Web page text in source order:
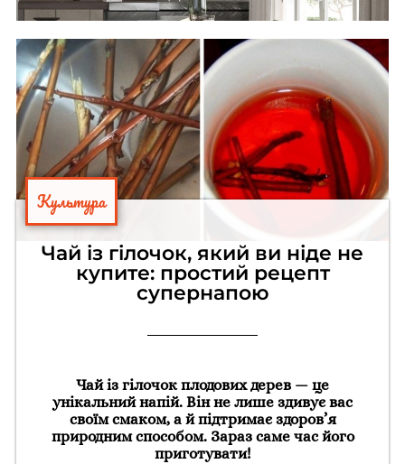
Культура
Чай із гілочок, який ви ніде не
купите: простий рецепт
супернапою
Чай із гілочок плодових дерев — це
унікальний напій. Він не лише здивує вас
своїм смаком, а й підтримає здоров’я
природним способом. Зараз саме час його
приготувати!